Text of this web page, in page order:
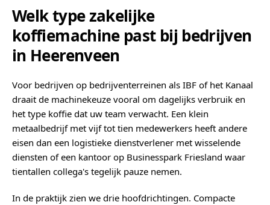
Welk type zakelijke
koffiemachine past bij bedrijven
in Heerenveen
Voor bedrijven op bedrijventerreinen als IBF of het Kanaal
draait de machinekeuze vooral om dagelijks verbruik en
het type koffie dat uw team verwacht. Een klein
metaalbedrijf met vijf tot tien medewerkers heeft andere
eisen dan een logistieke dienstverlener met wisselende
diensten of een kantoor op Businesspark Friesland waar
tientallen collega's tegelijk pauze nemen.
In de praktijk zien we drie hoofdrichtingen. Compacte